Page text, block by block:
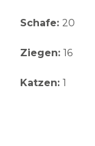
Schafe: 20
Ziegen: 16
Katzen: 1